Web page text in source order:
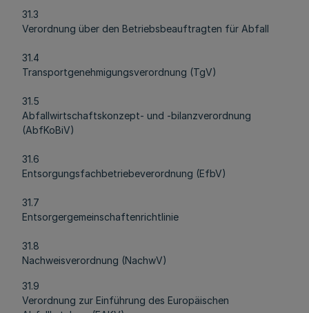
31.3
Verordnung über den Betriebsbeauftragten für Abfall
31.4
Transportgenehmigungsverordnung (TgV)
31.5
Abfallwirtschaftskonzept- und -bilanzverordnung
(AbfKoBiV)
31.6
Entsorgungsfachbetriebeverordnung (EfbV)
31.7
Entsorgergemeinschaftenrichtlinie
31.8
Nachweisverordnung (NachwV)
31.9
Verordnung zur Einführung des Europäischen